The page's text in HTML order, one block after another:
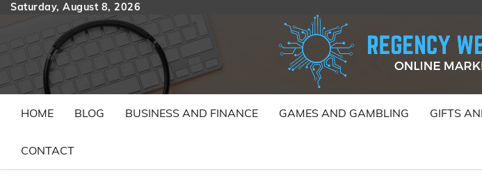
Skip
content
Saturday, August 8, 2026
HOME BLOG BUSINESS AND FINANCE GAMES AND GAMBLING GIFTS
CONTACT